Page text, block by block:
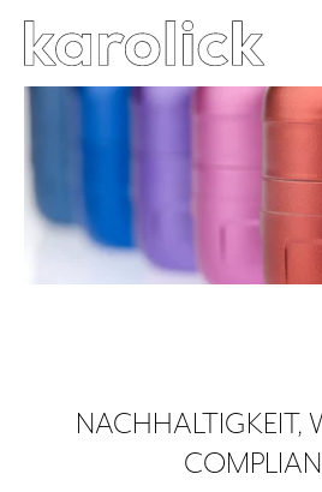
NACHHALTIGKEIT,